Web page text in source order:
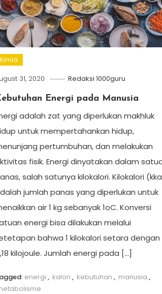
Kimia
31, 2020 Redaksi 1000guru
Energi pada Manusia
adalah zat yang diperlukan makhluk
untuk mempertahankan hidup,
pertumbuhan, dan melakukan
fisik. Energi dinyatakan dalam
salah satunya kilokalori. Kilokalori
jumlah panas yang diperlukan untuk
air 1 kg sebanyak 1oC. Konversi
energi bisa dilakukan melalui
bahwa 1 kilokalori setara dengan
kilojoule. Jumlah energi pada […]
energi , kalori , kebutuhan , manusia ,